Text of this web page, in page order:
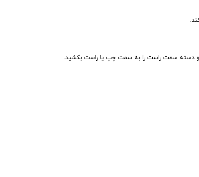
دسته سمت راست را به سمت چپ یا راست بکشید.